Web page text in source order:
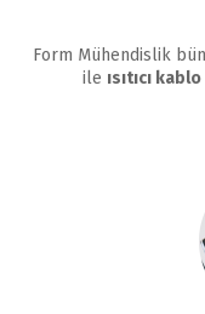
Form Mühendislik
ile ısıtıcı kablo